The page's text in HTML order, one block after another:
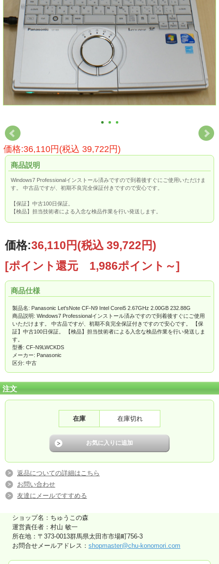
価格:36,110円(税込 39,722円)
商品説明
Windows7 Professionalインストール済みですので到着後すぐにご使用いただけま
す。 中古品ですが、初期不良完全保証付きですので安心です。
【保証】中古100日保証。
【検品】担当技術者による入念な検品作業を行い発送します。
価格:36,110円(税込 39,722円)
[ポイント還元 1,986ポイント～]
商品仕様
製品名: Panasonic Let'sNote CF-N9 Intel Corei5 2.67GHz 2.00GB 232.88G
商品説明: Windows7 Professionalインストール済みですので到着後すぐにご使用
いただけます。 中古品ですが、初期不良完全保証付きですので安心です。 【保
証】中古100日保証。 【検品】担当技術者による入念な検品作業を行い発送しま
す。
型番: CF-N9LWCKDS
メーカー: Panasonic
区分: 中古
注文
在庫 在庫切れ
返品についての詳細はこちら
お問い合わせ
友達にメールですすめる
ショップ名：ちゅうこの森
運営責任者：村山 敏一
所在地：〒373-0013群馬県太田市市場町756-3
お問合せメールアドレス： shopmaster@chu-konomori.com